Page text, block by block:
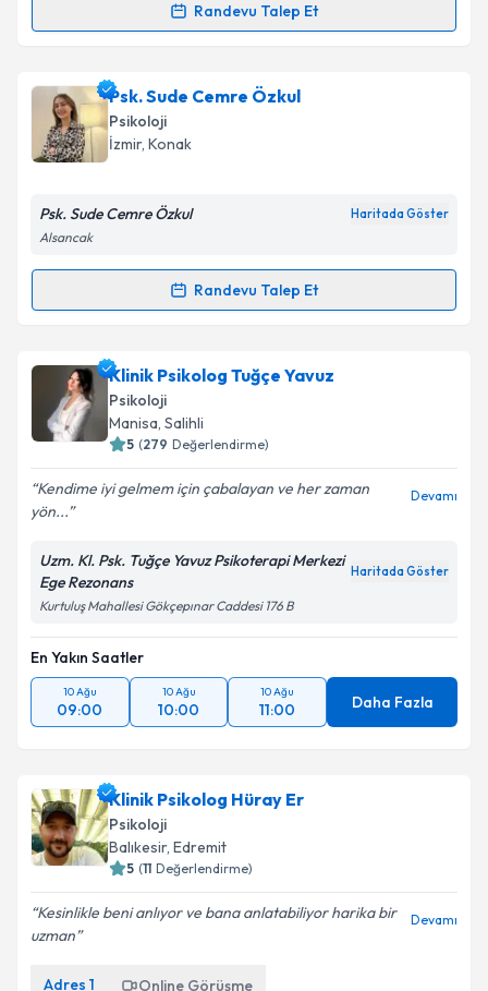
Randevu Talep Et
Randevu Takvimi Talebi
Klinik Psikolog Berken Gündüz
talebi oluşturun. Size bu uzmandan randevu almanız
için bir takvim hazırlandığında e-posta ile
bilgilendireceğiz.
E-posta Adresiniz
Kişisel verilerimin işlenmesine ilişkinAydınlatma
kapsamda işlenmesini kabul ediyorum.
Takvim Talebini Gönder
Psk. Sude Cemre Özkul
Psikoloji
İzmir, Konak
Psk. Sude Cemre Özkul Haritada Göster
Alsancak
Randevu Talep Et
Randevu Takvimi Talebi
Psk. Sude Cemre Özkuliçin randevu takvimi talebi
oluşturun. Size bu uzmandan randevu almanız için bir
takvim hazırlandığında e-posta ile bilgilendireceğiz.
Kişisel verilerimin işlenmesine ilişkin Aydınlatma
Metni
kapsamda işlenmesini kabul ediyorum.
Takvim Talebini Gönder
Klinik Psikolog Tuğçe Yavuz
Psikoloji
Manisa, Salihli
5 (279 Değerlendirme)
Kendime iyi gelmem için çabalayan ve her zaman
yön...
Devamı
Uzm. Kl. Psk. Tuğçe Yavuz Psikoterapi Merkezi
Ege Rezonans
Haritada Göster
Kurtuluş Mahallesi Gökçepınar Caddesi 176 B
En Yakın Saatler
10 Ağu
09:00
10 Ağu
10:00
10 Ağu
11:00 Daha Fazla
Klinik Psikolog Hüray Er
Psikoloji
Balıkesir, Edremit
5 (11 Değerlendirme)
Kesinlikle beni anlıyor ve bana anlatabiliyor harika bir
uzman
Devamı
Adres 1 Online Görüşme